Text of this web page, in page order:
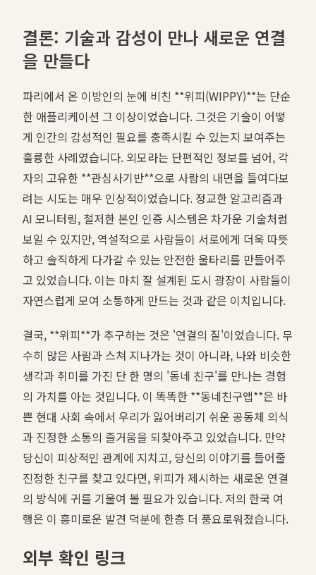
결론: 기술과 감성이 만나 새로운 연결
을 만들다
파리에서 온 이방인의 눈에 비친 **위피(WIPPY)**는 단순
한 애플리케이션 그 이상이었습니다. 그것은 기술이 어떻
게 인간의 감성적인 필요를 충족시킬 수 있는지 보여주는
훌륭한 사례였습니다. 외모라는 단편적인 정보를 넘어, 각
자의 고유한 **관심사기반**으로 사람의 내면을 들여다보
려는 시도는 매우 인상적이었습니다. 정교한 알고리즘과
AI 모니터링, 철저한 본인 인증 시스템은 차가운 기술처럼
보일 수 있지만, 역설적으로 사람들이 서로에게 더욱 따뜻
하고 솔직하게 다가갈 수 있는 안전한 울타리를 만들어주
고 있었습니다. 이는 마치 잘 설계된 도시 광장이 사람들이
자연스럽게 모여 소통하게 만드는 것과 같은 이치입니다.
결국, **위피**가 추구하는 것은 '연결의 질'이었습니다. 무
수히 많은 사람과 스쳐 지나가는 것이 아니라, 나와 비슷한
생각과 취미를 가진 단 한 명의 '동네 친구'를 만나는 경험
의 가치를 아는 것입니다. 이 똑똑한 **동네친구앱**은 바
쁜 현대 사회 속에서 우리가 잃어버리기 쉬운 공동체 의식
과 진정한 소통의 즐거움을 되찾아주고 있었습니다. 만약
당신이 피상적인 관계에 지치고, 당신의 이야기를 들어줄
진정한 친구를 찾고 있다면, 위피가 제시하는 새로운 연결
의 방식에 귀를 기울여 볼 필요가 있습니다. 저의 한국 여
행은 이 흥미로운 발견 덕분에 한층 더 풍요로워졌습니다.
외부 확인 링크